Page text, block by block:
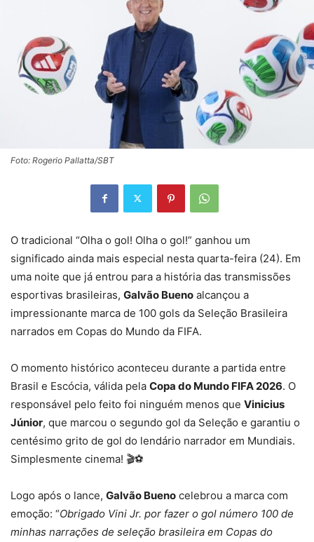
Foto: Rogerio Pallatta/SBT
O tradicional “Olha o gol! Olha o gol!” ganhou um
significado ainda mais especial nesta quarta-feira (24). Em
uma noite que já entrou para a história das transmissões
esportivas brasileiras, Galvão Bueno alcançou a
impressionante marca de 100 gols da Seleção Brasileira
narrados em Copas do Mundo da FIFA.
O momento histórico aconteceu durante a partida entre
Brasil e Escócia, válida pela Copa do Mundo FIFA 2026. O
responsável pelo feito foi ninguém menos que Vinicius
Júnior, que marcou o segundo gol da Seleção e garantiu o
centésimo grito de gol do lendário narrador em Mundiais.
Simplesmente cinema! 🎬⚽
Logo após o lance, Galvão Bueno celebrou a marca com
emoção: “Obrigado Vini Jr. por fazer o gol número 100 de
minhas narrações de seleção brasileira em Copas do